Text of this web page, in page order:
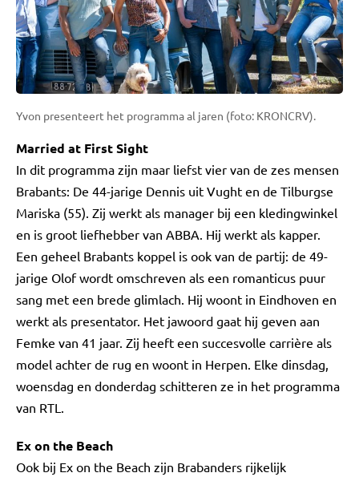
Yvon presenteert het programma al jaren (foto: KRONCRV).
Married at First Sight
In dit programma zijn maar liefst vier van de zes mensen
Brabants: De 44-jarige Dennis uit Vught en de Tilburgse
Mariska (55). Zij werkt als manager bij een kledingwinkel
en is groot liefhebber van ABBA. Hij werkt als kapper.
Een geheel Brabants koppel is ook van de partij: de 49-
jarige Olof wordt omschreven als een romanticus puur
sang met een brede glimlach. Hij woont in Eindhoven en
werkt als presentator. Het jawoord gaat hij geven aan
Femke van 41 jaar. Zij heeft een succesvolle carrière als
model achter de rug en woont in Herpen. Elke dinsdag,
woensdag en donderdag schitteren ze in het programma
van RTL.
Ex on the Beach
Ook bij Ex on the Beach zijn Brabanders rijkelijk